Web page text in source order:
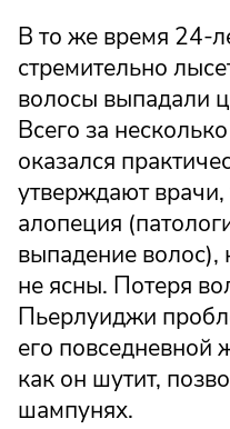
В то же время 24-
стремительно
волосы выпадали
Всего за
оказался
утверждают врачи,
алопеция
выпадение
не ясны. Потеря
Пьерлуиджи
его повседневной
как он шутит,
шампунях.